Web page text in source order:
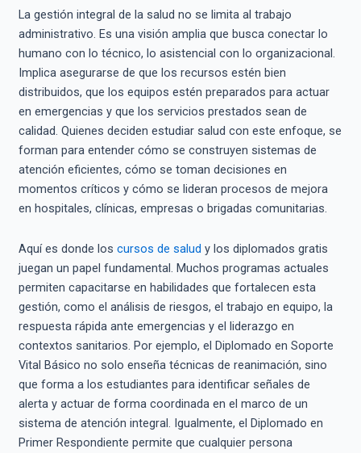
La gestión integral de la salud no se limita al trabajo
administrativo. Es una visión amplia que busca conectar lo
humano con lo técnico, lo asistencial con lo organizacional.
Implica asegurarse de que los recursos estén bien
distribuidos, que los equipos estén preparados para actuar
en emergencias y que los servicios prestados sean de
calidad. Quienes deciden estudiar salud con este enfoque, se
forman para entender cómo se construyen sistemas de
atención eficientes, cómo se toman decisiones en
momentos críticos y cómo se lideran procesos de mejora
en hospitales, clínicas, empresas o brigadas comunitarias.
Aquí es donde los cursos de salud y los diplomados gratis
juegan un papel fundamental. Muchos programas actuales
permiten capacitarse en habilidades que fortalecen esta
gestión, como el análisis de riesgos, el trabajo en equipo, la
respuesta rápida ante emergencias y el liderazgo en
contextos sanitarios. Por ejemplo, el Diplomado en Soporte
Vital Básico no solo enseña técnicas de reanimación, sino
que forma a los estudiantes para identificar señales de
alerta y actuar de forma coordinada en el marco de un
sistema de atención integral. Igualmente, el Diplomado en
Primer Respondiente permite que cualquier persona